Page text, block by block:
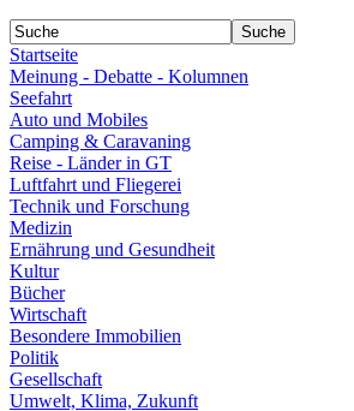
Startseite
Meinung - Debatte - Kolumnen
Seefahrt
Auto und Mobiles
Camping & Caravaning
Reise - Länder in GT
Luftfahrt und Fliegerei
Technik und Forschung
Medizin
Ernährung und Gesundheit
Kultur
Bücher
Wirtschaft
Besondere Immobilien
Politik
Gesellschaft
Umwelt, Klima, Zukunft